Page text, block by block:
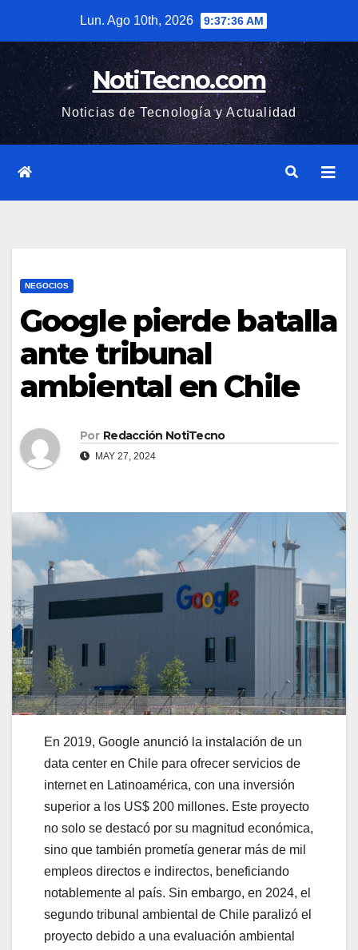
contenido
Lun. Ago 10th, 2026 9:37:37 AM
NotiTecno.com
Noticias de Tecnología y Actualidad
NEGOCIOS
Google pierde batalla
ante tribunal
ambiental en Chile
Por Redacción NotiTecno
MAY 27, 2024
En 2019, Google anunció la instalación de un
data center en Chile para ofrecer servicios de
internet en Latinoamérica, con una inversión
superior a los US$ 200 millones. Este proyecto
no solo se destacó por su magnitud económica,
sino que también prometía generar más de mil
empleos directos e indirectos, beneficiando
notablemente al país. Sin embargo, en 2024, el
segundo tribunal ambiental de Chile paralizó el
proyecto debido a una evaluación ambiental